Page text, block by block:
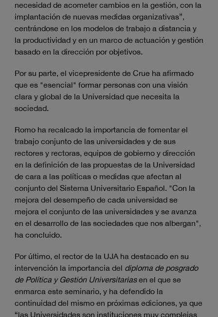
necesidad de acometer cambios en la gestión, con la
implantación de nuevas medidas organizativas”,
centrándose en los modelos de trabajo a distancia y
la productividad y en un marco de actuación y gestión
basado en la dirección por objetivos.
Por su parte, el vicepresidente de Crue ha afirmado
que es "esencial" formar personas con una visión
clara y global de la Universidad que necesita la
sociedad.
Romo ha recalcado la importancia de fomentar el
trabajo conjunto de las universidades y de sus
rectores y rectoras, equipos de gobierno y dirección
en la definición de las propuestas de la Universidad
de cara a las políticas o medidas que afectan al
conjunto del Sistema Universitario Español. "Con la
mejora del desempeño de cada universidad se
mejora el conjunto de las universidades y se avanza
en el desarrollo de las sociedades que nos albergan",
ha concluido.
Por último, el rector de la UJA ha destacado en su
intervención la importancia del diploma de posgrado
de Política y Gestión Universitariasen el que se
enmarca este seminario, y ha defendido la
continuidad del mismo en próximas ediciones, ya que
“las Universidades son instituciones muy complejas